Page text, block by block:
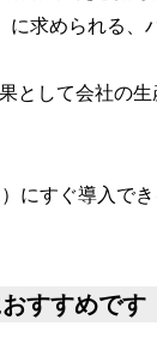
求められる、
として会社の
にすぐ導入でき
すすめです